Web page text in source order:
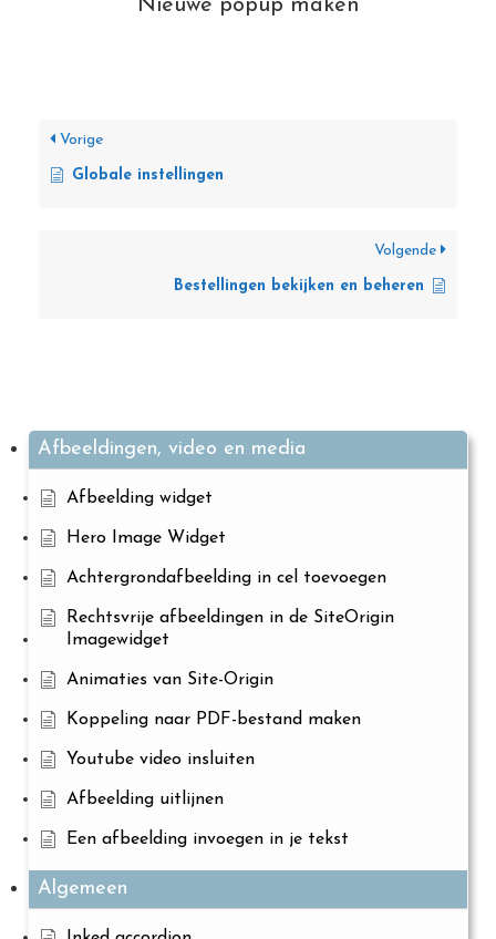
Afbeeldingen, video en media
Afbeelding widget
Hero Image Widget
Achtergrondafbeelding in cel toevoegen
Rechtsvrije afbeeldingen in de SiteOrigin
Imagewidget
Animaties van Site-Origin
Koppeling naar PDF-bestand maken
Youtube video insluiten
Afbeelding uitlijnen
Een afbeelding invoegen in je tekst
Algemeen
Nieuwe popup maken
Vorige
Globale instellingen
Volgende
Bestellingen bekijken en beheren